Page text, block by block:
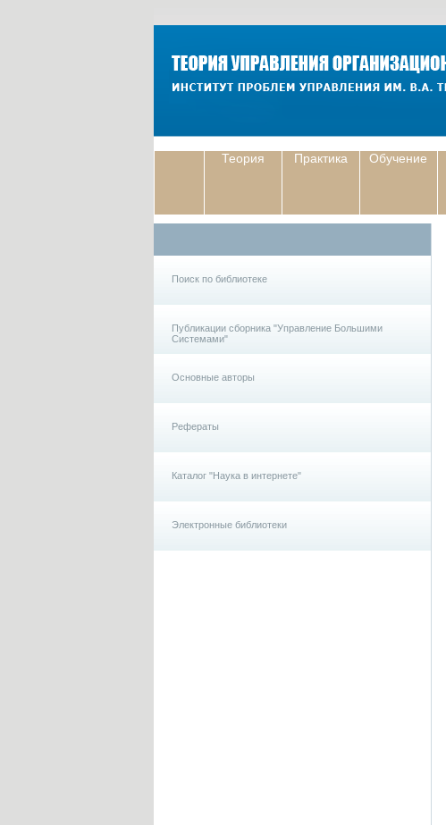
Теория Практика Обучение
Поиск по библиотеке
Публикации сборника "Управление Большими
Системами"
Основные авторы
Рефераты
Каталог "Наука в интернете"
Электронные библиотеки